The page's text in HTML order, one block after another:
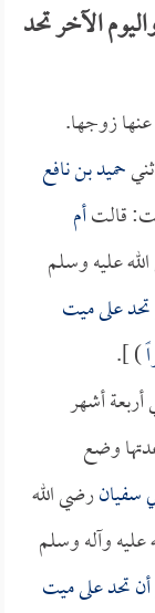
الآخر تحد
زوجها.
حميد بن نافع
قالتأم
عليه وسلم
تحد على ميت
) ].
أشهر
وضع
سفيانرضي الله
وآله وسلم
أن تحد على ميت